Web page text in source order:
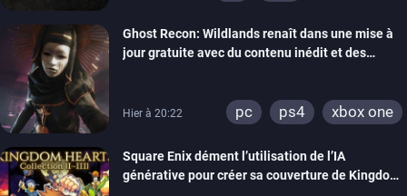
ps4
xbox one
nintendo 64
Ghost Recon: Wildlands renaît dans une mise à
jour gratuite avec du contenu inédit et des
Hier à 20:22 pc ps4 xbox one
Square Enix dément l’utilisation de l’IA
générative pour créer sa couverture de Kingdom